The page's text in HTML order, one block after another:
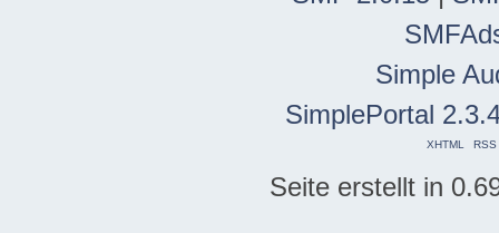
Simple
SimplePortal
XHTML RSS
Seite erstellt in